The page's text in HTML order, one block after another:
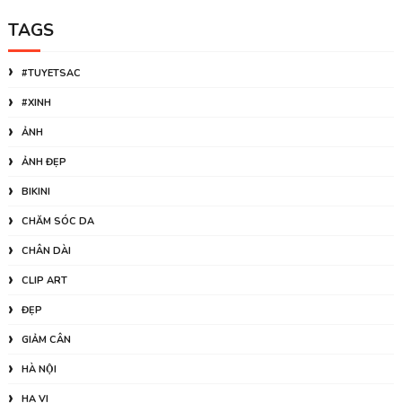
TAGS
#TUYETSAC
#XINH
ẢNH
ẢNH ĐẸP
BIKINI
CHĂM SÓC DA
CHÂN DÀI
CLIP ART
ĐẸP
GIẢM CÂN
HÀ NỘI
HẠ VI